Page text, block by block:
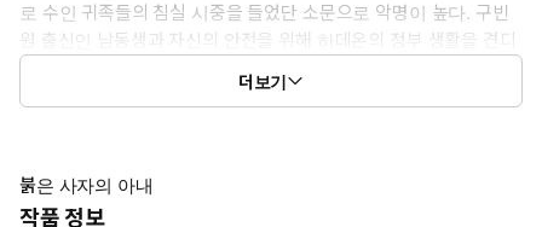
로 수인 귀족들의 침실 시중을 들었단 소문으로 악명이 높다. 구빈
원 출신인 남동생과 자신의 안전을 위해 하데온의 정부 생활을 견디
*이럴 때 보세요: 진지함과 유쾌함이 적절히 버무려진 소설을 읽고
“오랜만이야. 내 정부.”
더보기
붉은 사자의 아내
작품 정보